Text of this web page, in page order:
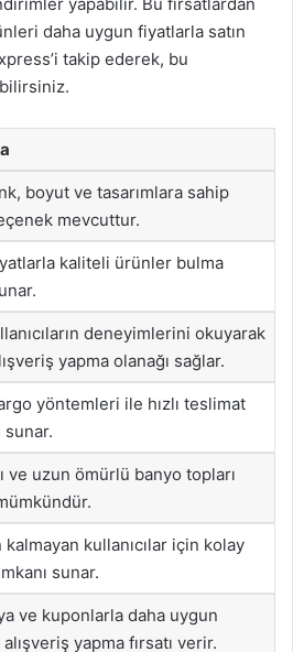
daha uygun fiyatlarla satın
takip ederek, bu
boyut ve tasarımlara sahip
mevcuttur.
kaliteli ürünler bulma
deneyimlerini okuyarak
yapma olanağı sağlar.
yöntemleri ile hızlı teslimat
ve uzun ömürlü banyo topları
kalmayan kullanıcılar için kolay
sunar.
ve kuponlarla daha uygun
yapma fırsatı verir.